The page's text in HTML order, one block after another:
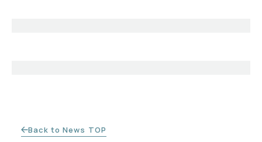
Back to News TOP